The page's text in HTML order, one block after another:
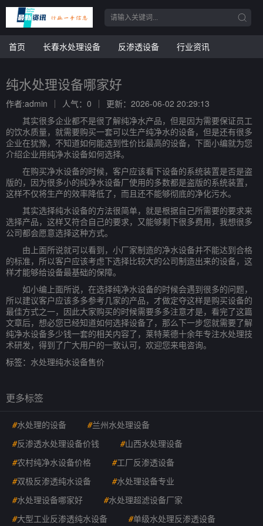
首页 长春水处理设备 反渗透设备 行业资讯
纯水处理设备哪家好
作者:admin 人气：0
更新：2026-06-02 20:29:13
其实很多企业都不是很了解纯净水产品，但是因为需要保证员工
的饮水质量，就需要购买一套可以生产纯净水的设备，但是还有很多
企业在犹豫，不知道如何能选到性价比最高的设备，下面小编就为您
介绍企业用纯净水设备如何选择。
在购买净水设备的时候，客户应该看下设备的系统装置是否是盗
版的，因为很多小的纯净水设备厂使用的多数都是盗版的系统装置，
这样不仅将生产的效率降低了，而且还不能够彻底的净化污水。
其实选择纯水设备的方法很简单，就是根据自己所需要的要求来
选择产品，这样又符合自己的要求，又能够剩下很多费用，我想很多
公司都会愿意选择这种方式。
由上面所说就可以看到，小厂家制造的净水设备并不能达到合格
的标准，所以客户应该考虑下选择比较大的公司制造出来的设备，这
样才能够给设备最基础的保障。
如小编上面所说，在选择纯净水设备的时候会遇到很多的问题，
所以建议客户应该多多参考几家的产品，才做定夺这样是购买设备的
最佳方式之一，因此大家购买的时候需要多多注意才是，看完了这篇
文章后，想必您已经知道如何选择设备了，那么下一步您就需要了解
纯净水设备多少钱一套的相关内容了，莱特莱德十余年专注水处理技
术研发，得到了广大用户的一致认可，欢迎您来电咨询。
标签： 水处理纯水设备售价
更多标签
#水处理的设备 #兰州水处理设备
#反渗透水处理设备价钱 #山西水处理设备
#农村纯净水设备价格 #工厂反渗透设备
#双极反渗透纯水设备 #水处理设备专业
#水处理设备哪家好 #水处理超滤设备厂家
#大型工业反渗透纯水设备 #单级水处理反渗透设备